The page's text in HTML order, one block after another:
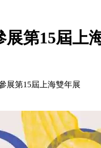
第15屆上
展第15屆上海雙年展